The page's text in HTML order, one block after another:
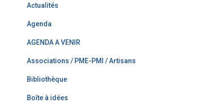
Actualités
Agenda
AGENDA A VENIR
Associations / PME-PMI / Artisans
Bibliothèque
Boîte à idées